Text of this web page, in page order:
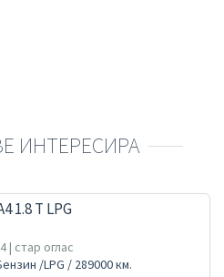
ИНТЕРЕСИРА
1.8 T LPG
| стар оглас
/LPG / 289000 км.